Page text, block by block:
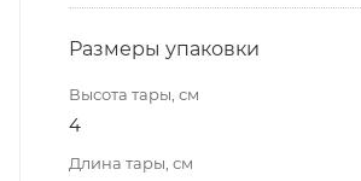
Размеры упаковки
Высота тары, см
4
Длина тары, см